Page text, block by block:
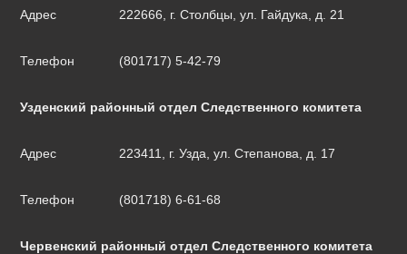
Адрес 222666, г. Столбцы, ул. Гайдука, д. 21
Телефон (801717) 5-42-79
Узденский районный отдел Следственного комитета
Адрес 223411, г. Узда, ул. Степанова, д. 17
Телефон (801718) 6-61-68
Червенский районный отдел Следственного комитета